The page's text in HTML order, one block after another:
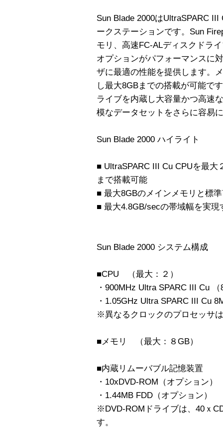
Sun Blade 2000はUltraSPARC
ークステーションです。Sun
モリ、高速FC-ALディスクドラ
オプションがパフォーマンスに
ザに最適の性能を提供します。
し最大8GBまでの搭載が可能で
ライブを内蔵し大容量かつ高速
模なデータセットをさらに容易
Sun Blade 2000 ハイライト
■ UltraSPARC III Cu CPUを最大
まで搭載可能
■ 最大8GBのメインメモリと標
■ 最大4.8GB/secの帯域幅を実現
Sun Blade 2000 システム構成
■CPU （最大：２）
・900MHz Ultra SPARC III Cu
・1.05GHz Ultra SPARC III Cu
※異なるクロックのプロセッサ
■メモリ （最大：８GB）
■内蔵リムーバブル記憶装置
・10xDVD-ROM（オプション）
・1.44MB FDD（オプション）
※DVD-ROMドライブは、40ｘ
す。